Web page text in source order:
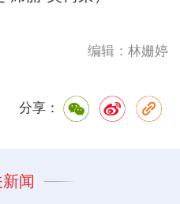
编辑：林姗婷
分享：
闻